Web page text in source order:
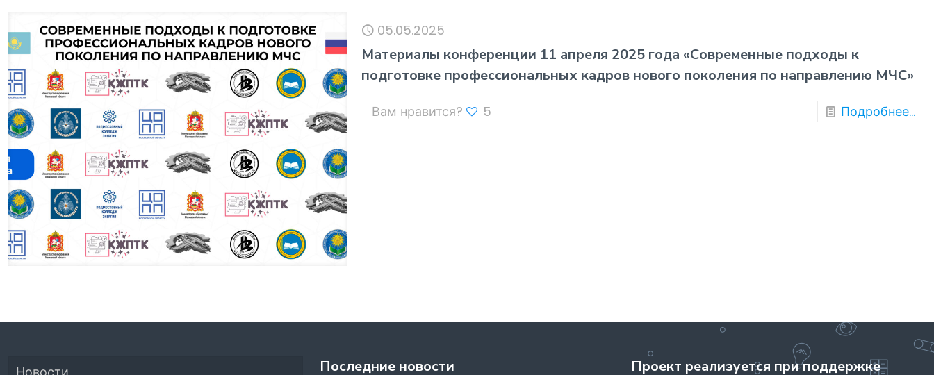
05.05.2025
Материалы конференции 11 апреля 2025 года «Современные подходы к
подготовке профессиональных кадров нового поколения по направлению МЧС»
Вам нравится? 5 Подробнее...
Последние новости
Проект реализуется при поддержке